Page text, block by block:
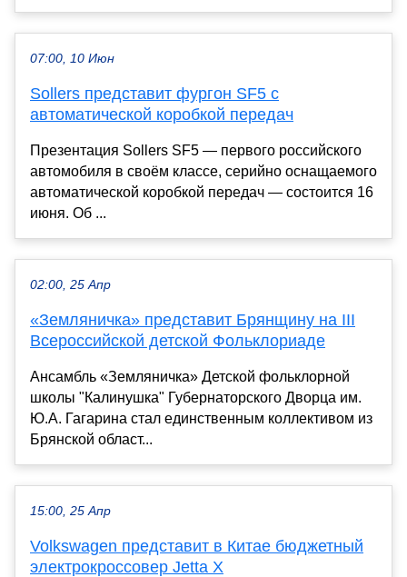
07:00, 10 Июн
Sollers представит фургон SF5 с
автоматической коробкой передач
Презентация Sollers SF5 — первого российского
автомобиля в своём классе, серийно оснащаемого
автоматической коробкой передач — состоится 16
июня. Об ...
02:00, 25 Апр
«Земляничка» представит Брянщину на III
Всероссийской детской Фольклориаде
Ансамбль «Земляничка» Детской фольклорной
школы "Калинушка" Губернаторского Дворца им.
Ю.А. Гагарина стал единственным коллективом из
Брянской област...
15:00, 25 Апр
Volkswagen представит в Китае бюджетный
электрокроссовер Jetta X